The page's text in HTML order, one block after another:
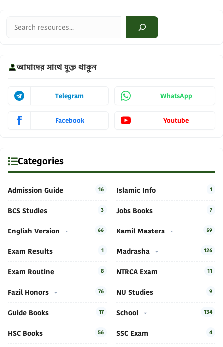
আমাদের সাথে যুক্ত থাকুন
Telegram WhatsApp
Facebook Youtube
Categories
Admission Guide 16
BCS Studies 3
English Version 66
Exam Results 1
Exam Routine 8
Fazil Honors 76
Guide Books 17
HSC Books 56
Islamic Info 1
Jobs Books 7
Kamil Masters 59
Madrasha 126
NTRCA Exam 11
NU Studies 9
School 134
SSC Exam 4